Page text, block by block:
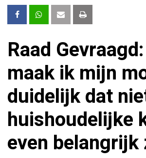
Raad
maak ik mijn
duidelijk dat
huishoudelijke
even belangrijk